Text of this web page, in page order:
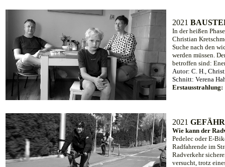
2021
In der heißen
Christian
Suche nach den
werden müssen.
betroffen sind:
Autor: C. H.,
Schnitt: Verena
Erstausstrahlung:
2021
Wie kann der
Pedelec oder E-
Radfahrende im
Radverkehr
versucht, trotz